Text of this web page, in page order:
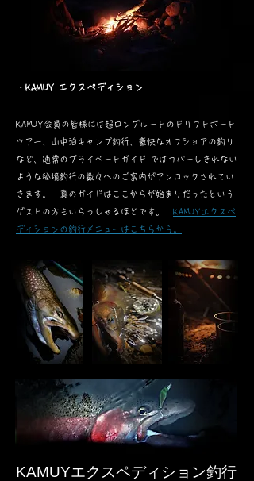
・KAMUY エクスペディション
KAMUY会員の皆様には超ロングルートのドリフトボート
ツアー、山中泊キャンプ釣行、豪快なオフショアの釣り
など、通常のプライベートガイド ではカバーしきれない
ような秘境釣行の数々へのご案内がアンロックされてい
きます。 真のガイドはここからが始まりだったという
ゲストの方もいらっしゃるほどです。 KAMUYエクスペ
ディションの釣行メニューはこちらから。
​KAMUYエクスペディション釣行